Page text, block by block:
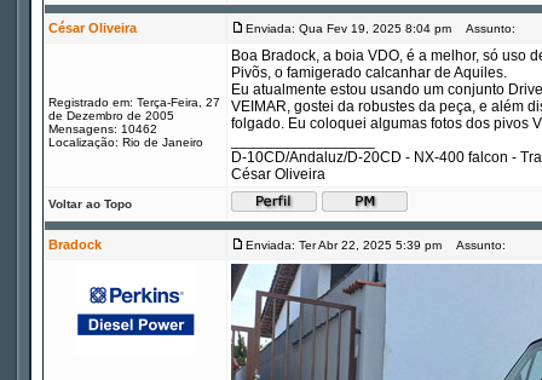
César Oliveira Enviada: Qua Fev 19, 2025 8:04 pm Assunto:
Registrado em: Terça-Feira, 27
de Dezembro de 2005
Mensagens: 10462
Localização: Rio de Janeiro
Boa Bradock, a boia VDO, é a melhor, só uso
Pivõs, o famigerado calcanhar de Aquiles.
Eu atualmente estou usando um conjunto
VEIMAR, gostei da robustes da peça, e além
folgado. Eu coloquei algumas fotos dos pivos
D-10CD/Andaluz/D-20CD - NX-400 falcon -
César Oliveira
Voltar ao Topo
Bradock Enviada: Ter Abr 22, 2025 5:39 pm Assunto: